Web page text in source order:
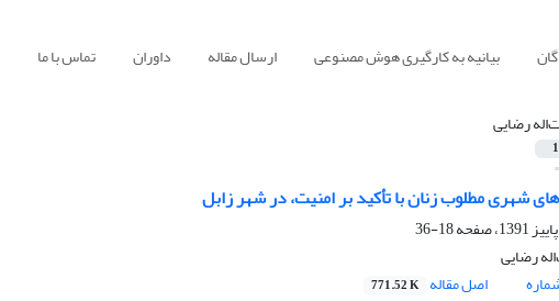
بیانیه به کارگیری هوش مصنوعی ارسال مقاله داوران تماس با ما
رضایی
1
شهری مطلوب زنان با تأکید بر امنیت، در شهر زابل
18-36
رضایی
اصل مقاله 771.52 K